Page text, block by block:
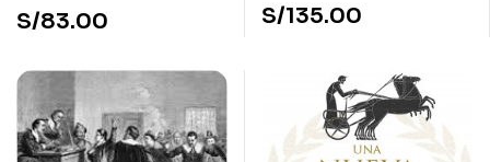
S/83.00 S/135.00